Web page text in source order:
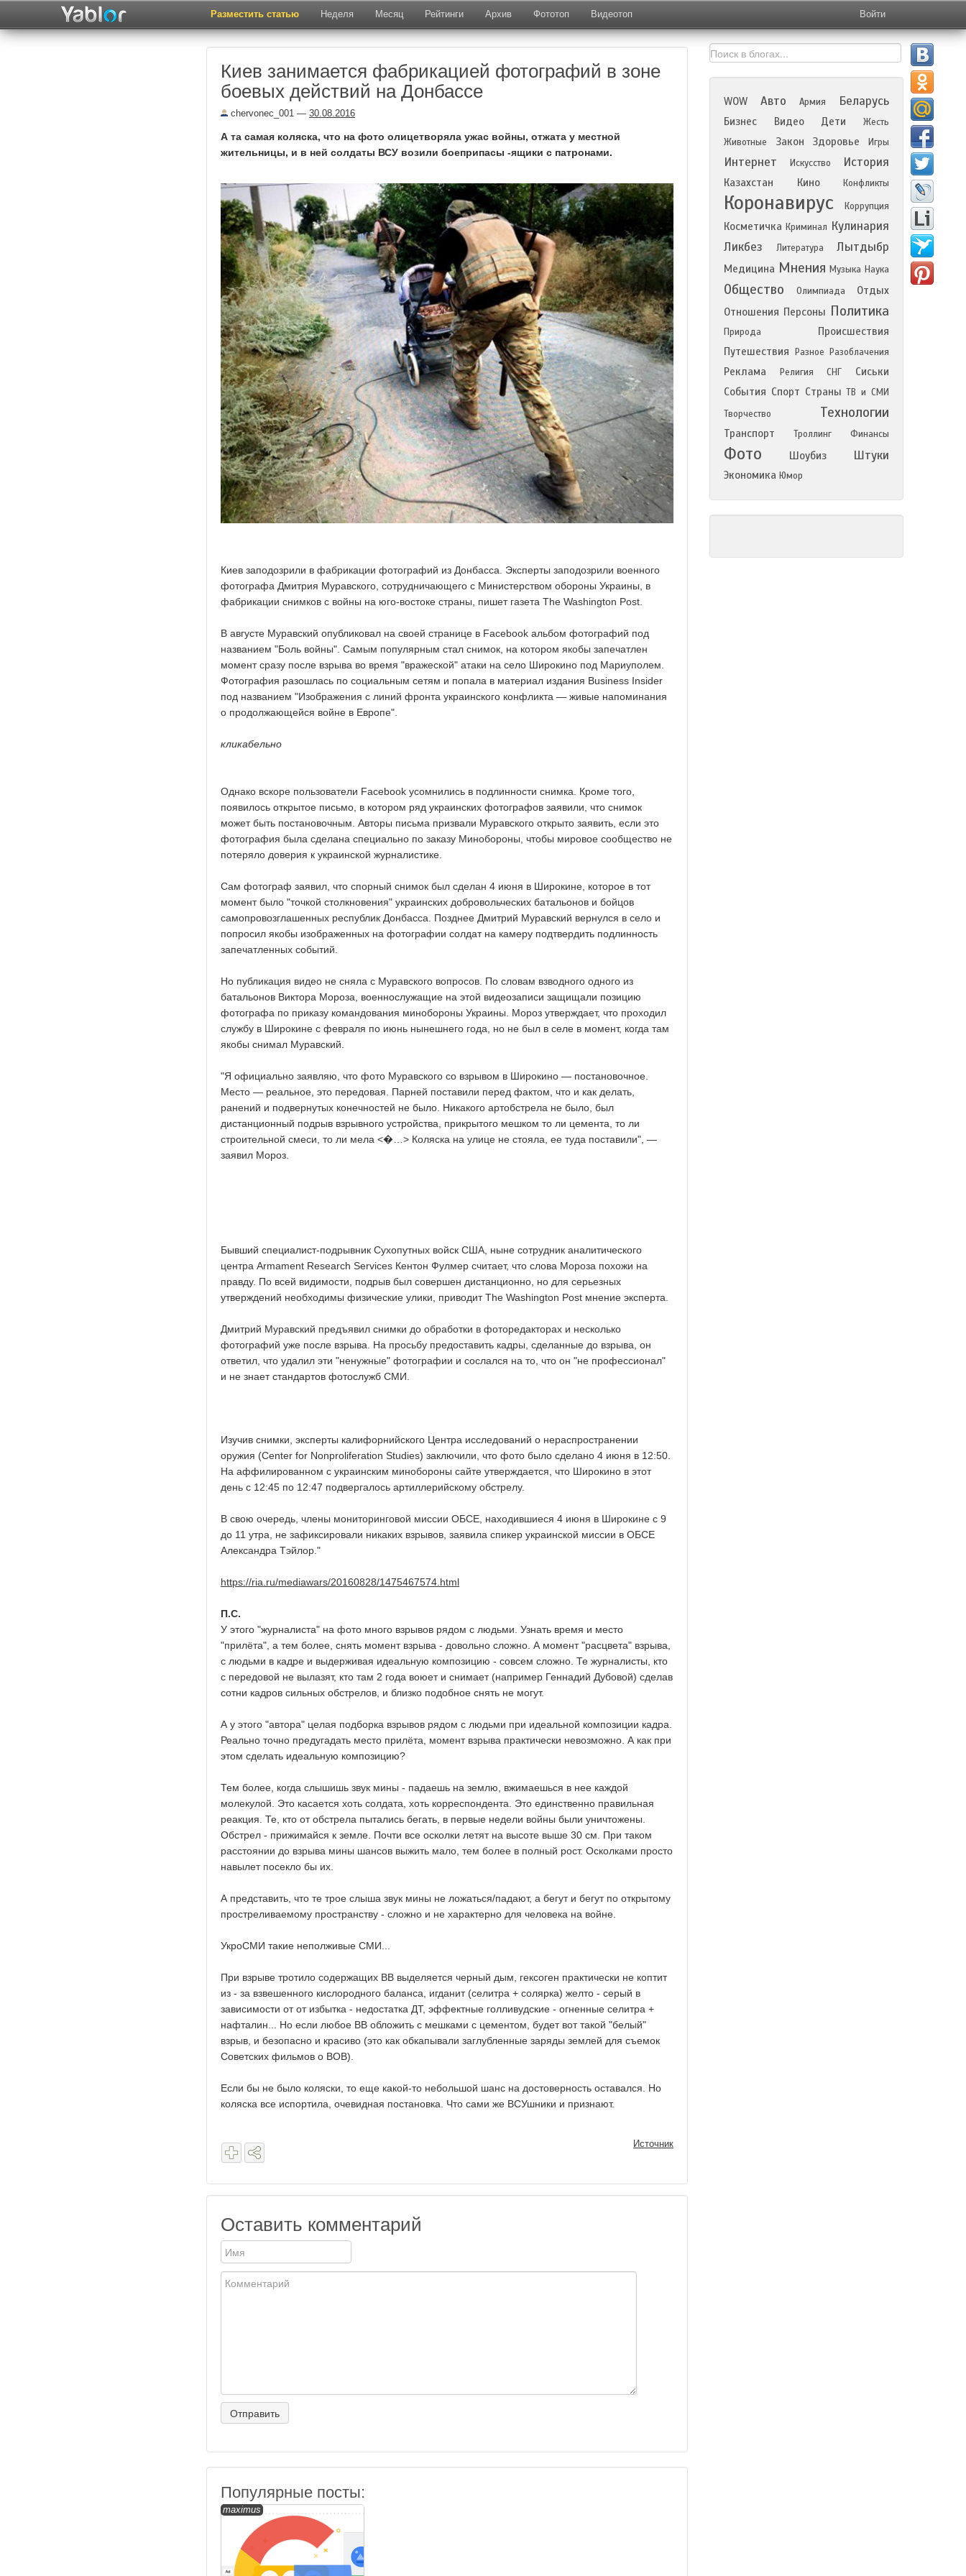
Разместить статью Неделя Месяц Рейтинги Архив Фототоп Видеотоп Войти
Киев занимается фабрикацией фотографий в зоне
боевых действий на Донбассе
chervonec_001 — 30.08.2016
А та самая коляска, что на фото олицетворяла ужас войны, отжата у местной
жительницы, и в ней солдаты ВСУ возили боеприпасы -ящики с патронами.
Киев заподозрили в фабрикации фотографий из Донбасса. Эксперты заподозрили военного
фотографа Дмитрия Муравского, сотрудничающего с Министерством обороны Украины, в
фабрикации снимков с войны на юго-востоке страны, пишет газета The Washington Post.
В августе Муравский опубликовал на своей странице в Facebook альбом фотографий под
названием "Боль войны". Самым популярным стал снимок, на котором якобы запечатлен
момент сразу после взрыва во время "вражеской" атаки на село Широкино под Мариуполем.
Фотография разошлась по социальным сетям и попала в материал издания Business Insider
под названием "Изображения с линий фронта украинского конфликта — живые напоминания
о продолжающейся войне в Европе".
кликабельно
Однако вскоре пользователи Facebook усомнились в подлинности снимка. Кроме того,
появилось открытое письмо, в котором ряд украинских фотографов заявили, что снимок
может быть постановочным. Авторы письма призвали Муравского открыто заявить, если это
фотография была сделана специально по заказу Минобороны, чтобы мировое сообщество не
потеряло доверия к украинской журналистике.
Сам фотограф заявил, что спорный снимок был сделан 4 июня в Широкине, которое в тот
момент было "точкой столкновения" украинских добровольческих батальонов и бойцов
самопровозглашенных республик Донбасса. Позднее Дмитрий Муравский вернулся в село и
попросил якобы изображенных на фотографии солдат на камеру подтвердить подлинность
запечатленных событий.
Но публикация видео не сняла с Муравского вопросов. По словам взводного одного из
батальонов Виктора Мороза, военнослужащие на этой видеозаписи защищали позицию
фотографа по приказу командования минобороны Украины. Мороз утверждает, что проходил
службу в Широкине с февраля по июнь нынешнего года, но не был в селе в момент, когда там
якобы снимал Муравский.
"Я официально заявляю, что фото Муравского со взрывом в Широкино — постановочное
Место — реальное, это передовая. Парней поставили перед фактом, что и как делать,
ранений и подвернутых конечностей не было. Никакого артобстрела не было, был
дистанционный подрыв взрывного устройства, прикрытого мешком то ли цемента, то ли
строительной смеси, то ли мела <�…> Коляска на улице не стояла, ее туда поставили", —
заявил Мороз.
Бывший специалист-подрывник Сухопутных войск США, ныне сотрудник аналитического
центра Armament Research Services Кентон Фулмер считает, что слова Мороза похожи на
правду. По всей видимости, подрыв был совершен дистанционно, но для серьезных
утверждений необходимы физические улики, приводит The Washington Post мнение эксперта.
Дмитрий Муравский предъявил снимки до обработки в фоторедакторах и несколько
фотографий уже после взрыва. На просьбу предоставить кадры, сделанные до взрыва, он
ответил, что удалил эти "ненужные" фотографии и сослался на то, что он "не профессионал"
и не знает стандартов фотослужб СМИ.
Изучив снимки, эксперты калифорнийского Центра исследований о нераспространении
оружия (Center for Nonproliferation Studies) заключили, что фото было сделано 4 июня в 12:50.
На аффилированном с украинским минобороны сайте утверждается, что Широкино в этот
день с 12:45 по 12:47 подвергалось артиллерийскому обстрелу.
В свою очередь, члены мониторинговой миссии ОБСЕ, находившиеся 4 июня в Широкине с 9
до 11 утра, не зафиксировали никаких взрывов, заявила спикер украинской миссии в ОБСЕ
Александра Тэйлор."
https://ria.ru/mediawars/20160828/1475467574.html
П.С.
У этого "журналиста" на фото много взрывов рядом с людьми. Узнать время и место
"прилёта", а тем более, снять момент взрыва - довольно сложно. А момент "расцвета" взрыва,
с людьми в кадре и выдерживая идеальную композицию - совсем сложно. Те журналисты, кто
с передовой не вылазят, кто там 2 года воюет и снимает (например Геннадий Дубовой) сделав
сотни кадров сильных обстрелов, и близко подобное снять не могут.
А у этого "автора" целая подборка взрывов рядом с людьми при идеальной композиции кадра.
Реально точно предугадать место прилёта, момент взрыва практически невозможно. А как при
этом сделать идеальную композицию?
Тем более, когда слышишь звук мины - падаешь на землю, вжимаешься в нее каждой
молекулой. Это касается хоть солдата, хоть корреспондента. Это единственно правильная
реакция . Те, кто от обстрела пытались бегать, в первые недели войны были уничтожены.
Обстрел - прижимайся к земле. Почти все осколки летят на высоте выше 30 см. При таком
расстоянии до взрыва мины шансов выжить мало, тем более в полный рост. Осколками просто
навылет посекло бы их.
А представить, что те трое слыша звук мины не ложаться/падают, а бегут и бегут по открытому
простреливаемому пространству - сложно и не характерно для человека на войне.
УкроСМИ такие неполживые СМИ...
При взрыве тротило содержащих ВВ выделяется черный дым, гексоген практически не коптит
из - за взвешенного кислородного баланса, игданит (селитра + солярка) желто - серый в
зависимости от от избытка - недостатка ДТ, эффектные голливудские - огненные селитра +
нафталин... Но если любое ВВ обложить с мешками с цементом, будет вот такой "белый"
взрыв, и безопасно и красиво (это как обкапывали заглубленные заряды землей для съемок
Советских фильмов о ВОВ).
Если бы не было коляски, то еще какой-то небольшой шанс на достоверность оставался. Но
коляска все испортила, очевидная постановка. Что сами же ВСУшники и признают.
Источник
Оставить комментарий
Популярные посты:
maximus
WOW Авто Армия Беларусь
Бизнес Видео Дети
Жесть
Животные
Закон Здоровье Игры
Интернет Искусство История
Казахстан Кино Конфликты
Коронавирус Коррупция
Косметичка Криминал Кулинария
Ликбез
Литература Лытдыбр
Медицина Мнения Музыка Наука
Общество Олимпиада
Отдых
Отношения Персоны Политика
Природа
Происшествия
Путешествия
Разное Разоблачения
Реклама Религия СНГ
Сиськи
События Спорт Страны ТВ и СМИ
Творчество
Технологии
Транспорт Троллинг Финансы
Фото Шоубиз Штуки
Экономика Юмор